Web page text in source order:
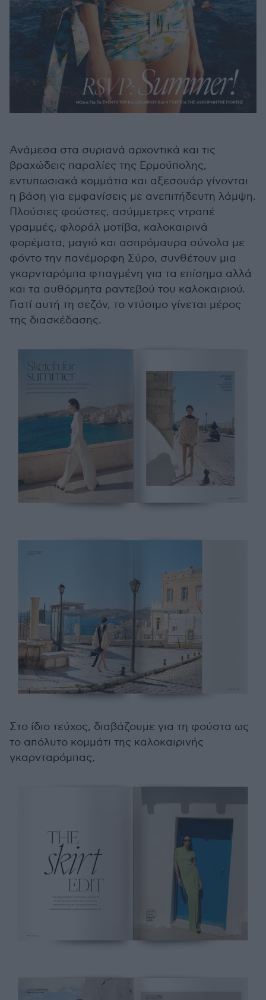
Ανάμεσα στα συριανά αρχοντικά και τις
βραχώδεις παραλίες της Ερμούπολης,
εντυπωσιακά κομμάτια και αξεσουάρ γίνονται
η βάση για εμφανίσεις με ανεπιτήδευτη λάμψη.
Πλούσιες φούστες, ασύμμετρες ντραπέ
γραμμές, φλοράλ μοτίβα, καλοκαιρινά
φορέματα, μαγιό και ασπρόμαυρα σύνολα με
φόντο την πανέμορφη Σύρο, συνθέτουν μια
γκαρνταρόμπα φτιαγμένη για τα επίσημα αλλά
και τα αυθόρμητα ραντεβού του καλοκαιριού.
Γιατί αυτή τη σεζόν, το ντύσιμο γίνεται μέρος
της διασκέδασης.
Στο ίδιο τεύχος, διαβάζουμε για τη φούστα ως
το απόλυτο κομμάτι της καλοκαιρινής
γκαρνταρόμπας,